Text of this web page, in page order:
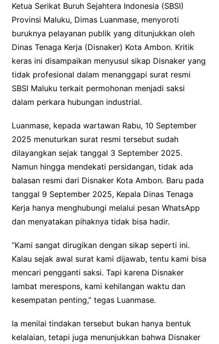
Ketua Serikat Buruh Sejahtera Indonesia (SBSI)
Provinsi Maluku, Dimas Luanmase, menyoroti
buruknya pelayanan publik yang ditunjukkan oleh
Dinas Tenaga Kerja (Disnaker) Kota Ambon. Kritik
keras ini disampaikan menyusul sikap Disnaker yang
tidak profesional dalam menanggapi surat resmi
SBSI Maluku terkait permohonan menjadi saksi
dalam perkara hubungan industrial.
Luanmase, kepada wartawan Rabu, 10 September
2025 menuturkan surat resmi tersebut sudah
dilayangkan sejak tanggal 3 September 2025.
Namun hingga mendekati persidangan, tidak ada
balasan resmi dari Disnaker Kota Ambon. Baru pada
tanggal 9 September 2025, Kepala Dinas Tenaga
Kerja hanya menghubungi melalui pesan WhatsApp
dan menyatakan pihaknya tidak bisa hadir.
“Kami sangat dirugikan dengan sikap seperti ini.
Kalau sejak awal surat kami dijawab, tentu kami bisa
mencari pengganti saksi. Tapi karena Disnaker
lambat merespons, kami kehilangan waktu dan
kesempatan penting,” tegas Luanmase.
Ia menilai tindakan tersebut bukan hanya bentuk
kelalaian, tetapi juga menunjukkan bahwa Disnaker